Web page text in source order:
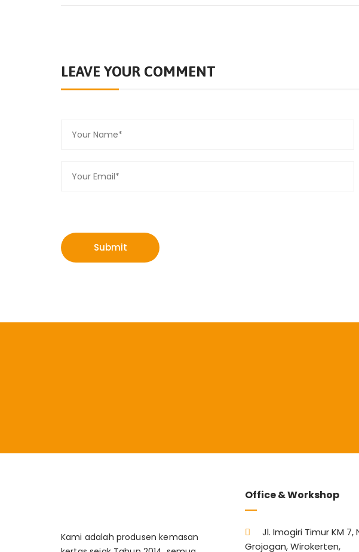
LEAVE YOUR COMMENT
Submit
Kami adalah produsen kemasan
Office & Workshop
Jl. Imogiri Timur KM 7,
Grojogan, Wirokerten,